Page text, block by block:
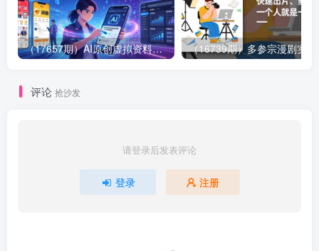
（17657期）AI原创虚拟资料实战课：2026新机会，小红书闲鱼开店，普通人用AI轻松变现，月入5万+
评论 抢沙发
请登录后发表评论
登录 注册